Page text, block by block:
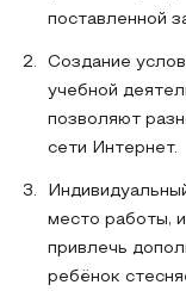
поставленной
Создание
учебной
позволяют
сети Интернет.
место работы,
привлечь
ребёнок